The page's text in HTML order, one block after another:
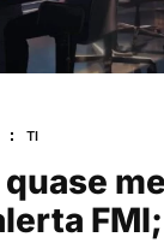
TI